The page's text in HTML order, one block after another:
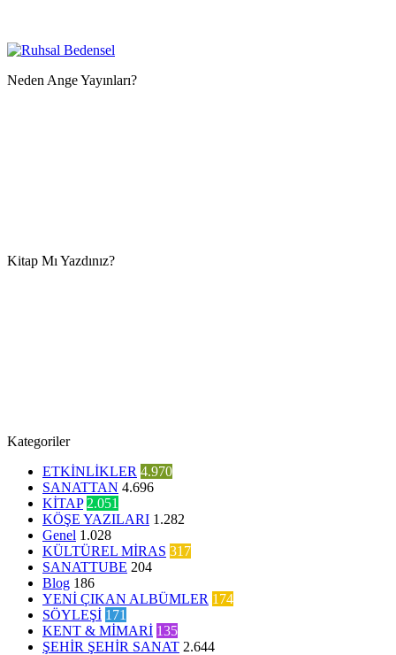
Neden Ange Yayınları?
Kitap Mı Yazdınız?
Kategoriler
ETKİNLİKLER 4.970
SANATTAN 4.696
KİTAP 2.051
KÖŞE YAZILARI 1.282
Genel 1.028
KÜLTÜREL MİRAS 317
SANATTUBE 204
Blog 186
YENİ ÇIKAN ALBÜMLER 174
SÖYLEŞİ 171
KENT & MİMARİ 135
ŞEHİR ŞEHİR SANAT 2.644